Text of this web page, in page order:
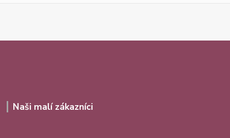
Naši malí zákazníci